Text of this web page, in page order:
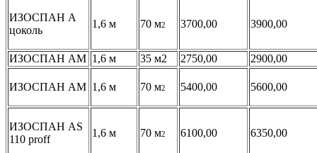
ИЗОСПАН А
цоколь
1,6 м 70 м2 3700,00 3900,00
ИЗОСПАН АМ 1,6 м 35 м2 2750,00 2900,00
ИЗОСПАН АМ 1,6 м 70 м2 5400,00 5600,00
ИЗОСПАН АS
110 proff
1,6 м 70 м2 6100,00 6350,00